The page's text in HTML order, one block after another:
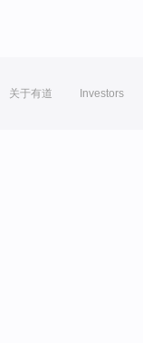
关于有道 Investors